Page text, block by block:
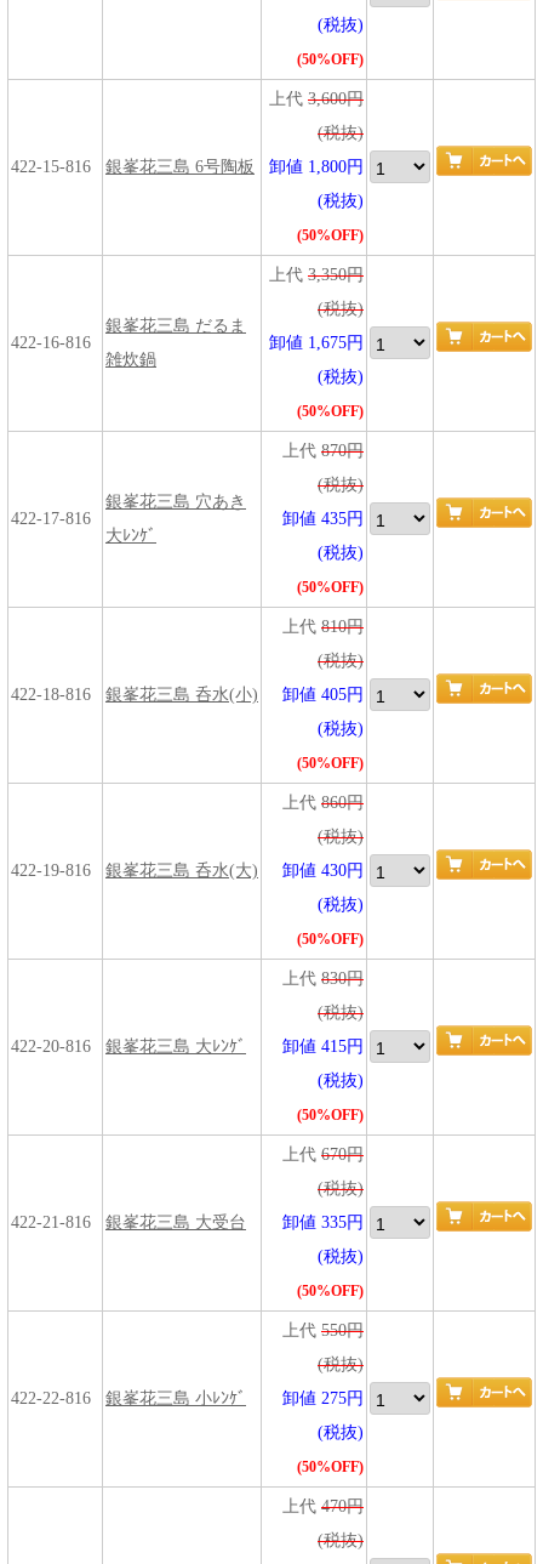
(税抜)
(50%OFF)
422-15-816 銀峯花三島 6号陶板
上代 3,600円
(税抜)
卸値 1,800円
(税抜)
(50%OFF)
422-16-816
銀峯花三島 だるま
雑炊鍋
上代 3,350円
(税抜)
卸値 1,675円
(税抜)
(50%OFF)
422-17-816
銀峯花三島 穴あき
大ﾚﾝｹﾞ
上代 870円
(税抜)
卸値 435円
(税抜)
(50%OFF)
422-18-816 銀峯花三島 呑水(小)
上代 810円
(税抜)
卸値 405円
(税抜)
(50%OFF)
422-19-816 銀峯花三島 呑水(大)
上代 860円
(税抜)
卸値 430円
(税抜)
(50%OFF)
422-20-816 銀峯花三島 大ﾚﾝｹﾞ
上代 830円
(税抜)
卸値 415円
(税抜)
(50%OFF)
422-21-816 銀峯花三島 大受台
上代 670円
(税抜)
卸値 335円
(税抜)
(50%OFF)
422-22-816 銀峯花三島 小ﾚﾝｹﾞ
上代 550円
(税抜)
卸値 275円
(税抜)
(50%OFF)
上代 470円
(税抜)